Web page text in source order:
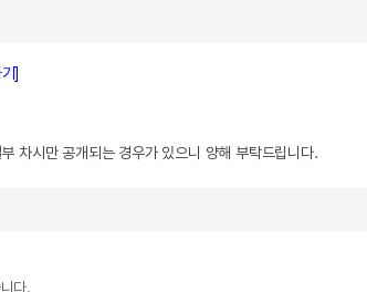
]
차시만 공개되는 경우가 있으니 양해 부탁드립니다.
다.